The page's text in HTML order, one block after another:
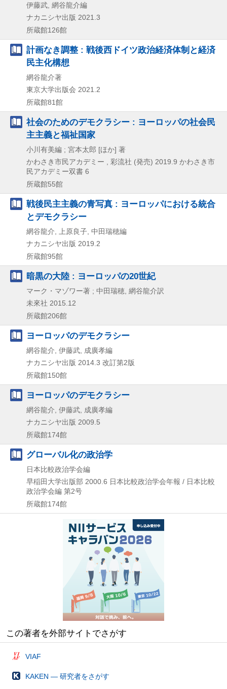
伊藤武, 網谷龍介編
ナカニシヤ出版 2021.3
所蔵館126館
計画なき調整 : 戦後西ドイツ政治経済体制と経済
民主化構想
網谷龍介著
東京大学出版会 2021.2
所蔵館81館
社会のためのデモクラシー : ヨーロッパの社会民
主主義と福祉国家
小川有美編 ; 宮本太郎 [ほか] 著
かわさき市民アカデミー , 彩流社 (発売) 2019.9 かわさき市
民アカデミー双書 6
所蔵館55館
戦後民主主義の青写真 : ヨーロッパにおける統合
とデモクラシー
網谷龍介, 上原良子, 中田瑞穂編
ナカニシヤ出版 2019.2
所蔵館95館
暗黒の大陸 : ヨーロッパの20世紀
マーク・マゾワー著 ; 中田瑞穂, 網谷龍介訳
未來社 2015.12
所蔵館206館
ヨーロッパのデモクラシー
網谷龍介, 伊藤武, 成廣孝編
ナカニシヤ出版 2014.3 改訂第2版
所蔵館150館
ヨーロッパのデモクラシー
網谷龍介, 伊藤武, 成廣孝編
ナカニシヤ出版 2009.5
所蔵館174館
グローバル化の政治学
日本比較政治学会編
早稲田大学出版部 2000.6 日本比較政治学会年報 / 日本比較
政治学会編 第2号
所蔵館174館
この著者を外部サイトでさがす
VIAF
KAKEN — 研究者をさがす